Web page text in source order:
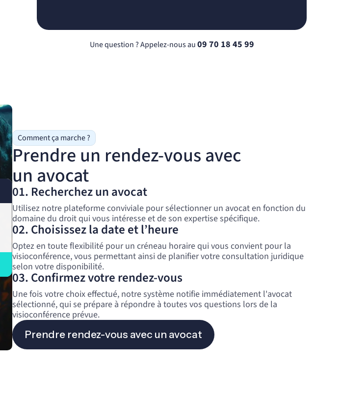
Une question ? Appelez-nous au09 70 18 45 99
Comment ça marche ?
Prendre un rendez-vous avec
un avocat
01. Recherchez un avocat
Utilisez notre plateforme conviviale pour sélectionner un avocat en fonction du
domaine du droit qui vous intéresse et de son expertise spécifique.
02. Choisissez la date et l’heure
Optez en toute flexibilité pour un créneau horaire qui vous convient pour la
visioconférence, vous permettant ainsi de planifier votre consultation juridique
selon votre disponibilité.
03. Confirmez votre rendez-vous
Une fois votre choix effectué, notre système notifie immédiatement l'avocat
sélectionné, qui se prépare à répondre à toutes vos questions lors de la
visioconférence prévue.
Prendre rendez-vous avec un avocat